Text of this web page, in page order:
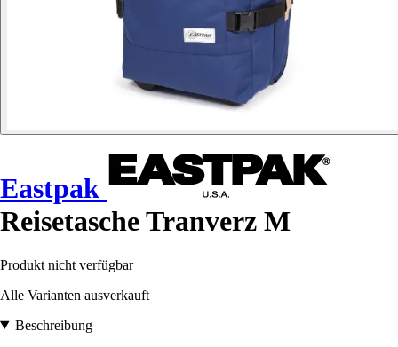
Eastpak
Reisetasche Tranverz M
Produkt nicht verfügbar
Alle Varianten ausverkauft
Beschreibung